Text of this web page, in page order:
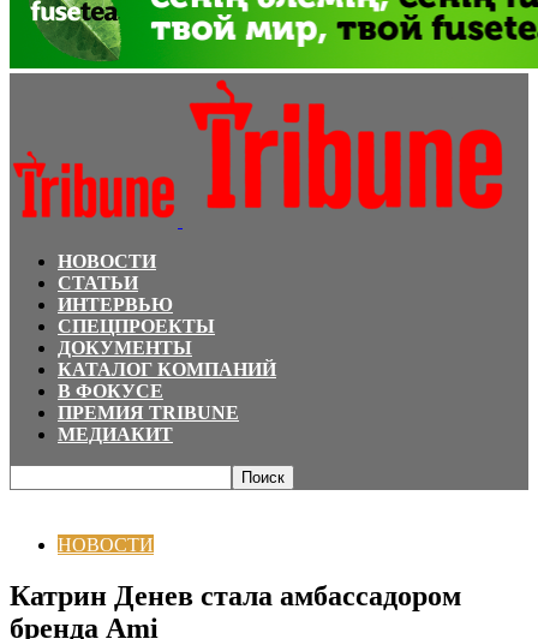
НОВОСТИ
СТАТЬИ
ИНТЕРВЬЮ
СПЕЦПРОЕКТЫ
ДОКУМЕНТЫ
КАТАЛОГ КОМПАНИЙ
В ФОКУСЕ
ПРЕМИЯ TRIBUNE
МЕДИАКИТ
НОВОСТИ
Катрин Денев стала амбассадором
бренда Ami